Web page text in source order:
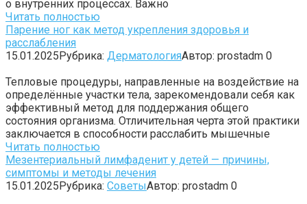
о внутренних процессах. Важно
Читать полностью
Парение ног как метод укрепления здоровья и
расслабления
15.01.2025Рубрика: ДерматологияАвтор: prostadm 0
Тепловые процедуры, направленные на воздействие на
определённые участки тела, зарекомендовали себя как
эффективный метод для поддержания общего
состояния организма. Отличительная черта этой практики
заключается в способности расслабить мышечные
Читать полностью
Мезентериальный лимфаденит у детей — причины,
симптомы и методы лечения
15.01.2025Рубрика: СоветыАвтор: prostadm 0